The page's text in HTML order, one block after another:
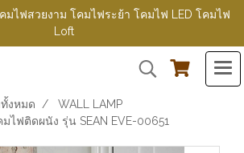
มไฟสวยงาม โคมไฟระย้า โคมไฟ LED โคมไฟ
Loft
งหมด
WALL LAMP
ไฟติดผนัง รุ่น SEAN EVE-00651